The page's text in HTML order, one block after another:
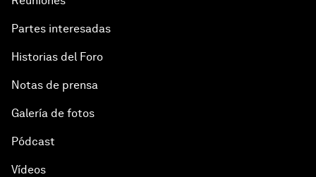
Partes interesadas
Historias del Foro
Notas de prensa
Galería de fotos
Pódcast
Vídeos